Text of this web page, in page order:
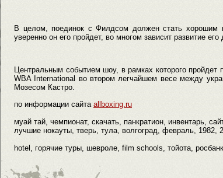
В целом, поединок с Филдсом должен стать хорошим
уверенно он его пройдет, во многом зависит развитие
Центральным событием шоу, в рамках которого пройдет
WBA International во втором легчайшем весе между
Мозесом Кастро.
по информации сайта allboxing.ru
муай тай, чемпионат, скачать, панкратион, инвентарь,
лучшие нокауты, тверь, тула, волгоград, февраль, 1982,
hotel, горячие туры, шевроле, film schools, тойота,